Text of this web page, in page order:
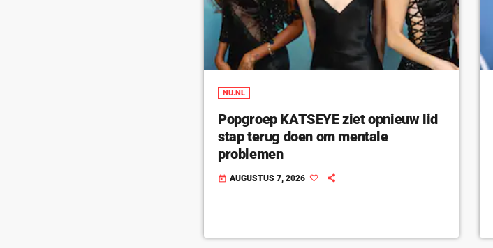
NU.NL
Popgroep KATSEYE ziet opnieuw lid
stap terug doen om mentale
problemen
today AUGUSTUS 7, 2026